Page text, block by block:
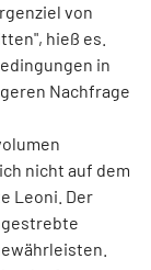
von
hieß es.
in
Nachfrage
nicht auf dem
Leoni. Der